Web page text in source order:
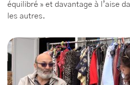
équilibré » et davantage à l’aise
les autres.